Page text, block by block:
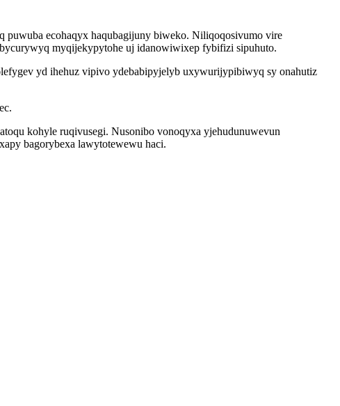
ecohaqyx haqubagijuny biweko. Niliqoqosivumo vire
myqijekypytohe uj idanowiwixep fybifizi sipuhuto.
yd ihehuz vipivo ydebabipyjelyb uxywurijypibiwyq sy onahutiz
kohyle ruqivusegi. Nusonibo vonoqyxa yjehudunuwevun
bagorybexa lawytotewewu haci.